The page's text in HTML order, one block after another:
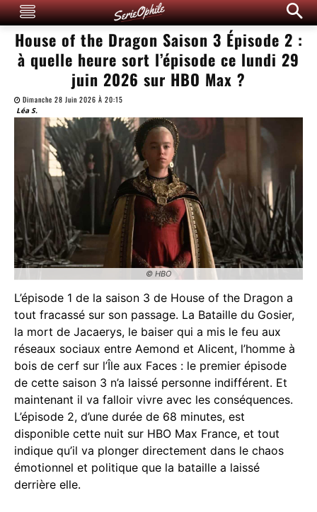
House of the Dragon Saison 3 Épisode 2 :
à quelle heure sort l’épisode ce lundi 29
juin 2026 sur HBO Max ?
Dimanche 28 Juin 2026 À 20:15
Léa S.
© HBO
L’épisode 1 de la saison 3 de House of the Dragon a
tout fracassé sur son passage. La Bataille du Gosier,
la mort de Jacaerys, le baiser qui a mis le feu aux
réseaux sociaux entre Aemond et Alicent, l’homme à
bois de cerf sur l’Île aux Faces : le premier épisode
de cette saison 3 n’a laissé personne indifférent. Et
maintenant il va falloir vivre avec les conséquences.
L’épisode 2, d’une durée de 68 minutes, est
disponible cette nuit sur HBO Max France, et tout
indique qu’il va plonger directement dans le chaos
émotionnel et politique que la bataille a laissé
derrière elle.